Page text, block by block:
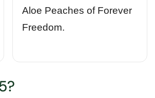
Aloe Peaches of Forever
Freedom.